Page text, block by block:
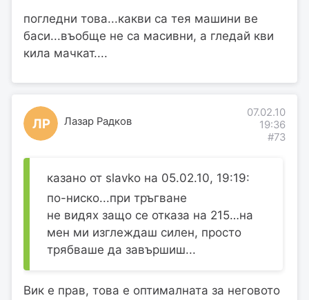
погледни това...какви са тея машини ве
баси...въобще не са масивни, а гледай кви
кила мачкат....
ЛР Лазар Радков
07.02.10
19:36
#73
казано от slavko на 05.02.10, 19:19:
по-ниско...при тръгване
не видях защо се отказа на 215…на
мен ми изглеждаш силен, просто
трябваше да завършиш...
Вик е прав, това е оптималната за неговото